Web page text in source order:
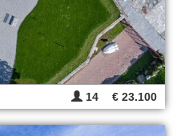
14 € 23.100